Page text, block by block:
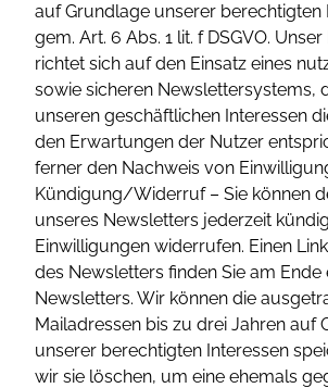
auf Grundlage unserer berechtigten
gem. Art. 6 Abs. 1 lit. f DSGVO.
richtet sich auf den Einsatz eines
sowie sicheren Newslettersystems,
unseren geschäftlichen Interessen
den Erwartungen der Nutzer
ferner den Nachweis von
Kündigung/Widerruf – Sie können
unseres Newsletters jederzeit
Einwilligungen widerrufen. Einen
des Newsletters finden Sie am Ende
Newsletters. Wir können die
Mailadressen bis zu drei Jahren auf
unserer berechtigten Interessen
wir sie löschen, um eine ehemals